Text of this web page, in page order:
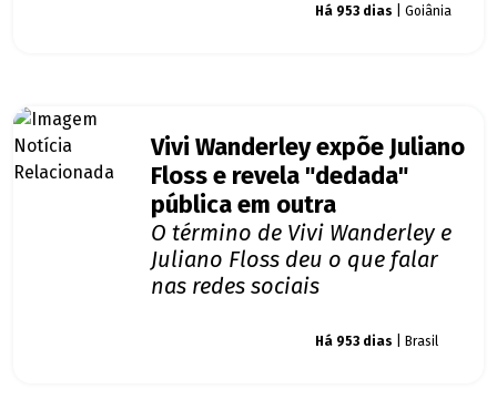
Há 953 dias | Goiânia
Vivi Wanderley expõe Juliano
Floss e revela "dedada"
pública em outra
O término de Vivi Wanderley e
Juliano Floss deu o que falar
nas redes sociais
Há 953 dias | Brasil